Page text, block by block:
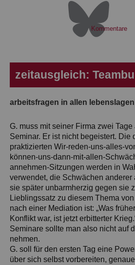
Kommentare
zeitausgleich:
arbeitsfragen in allen lebenslagen
G. muss mit seiner Firma zwei
Seminar. Er ist nicht begeistert. Die
praktizierten Wir-reden-uns-alles-
können-uns-dann-mit-allen-
annehmen-Sitzungen werden in
verwendet, die Schwächen anderer
sie später unbarmherzig gegen sie
Lieblingssatz zu diesem Thema
nach einer Mediation ist: „Was
Konflikt war, ist jetzt erbitterter
Seminare sollte man also nicht auf
nehmen.
G. soll für den ersten Tag eine
über sich selbst vorbereiten,